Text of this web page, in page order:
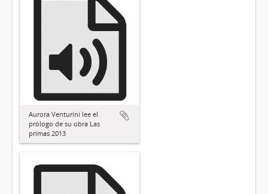
Aurora Venturini lee el
prólogo de su obra Las
primas 2013